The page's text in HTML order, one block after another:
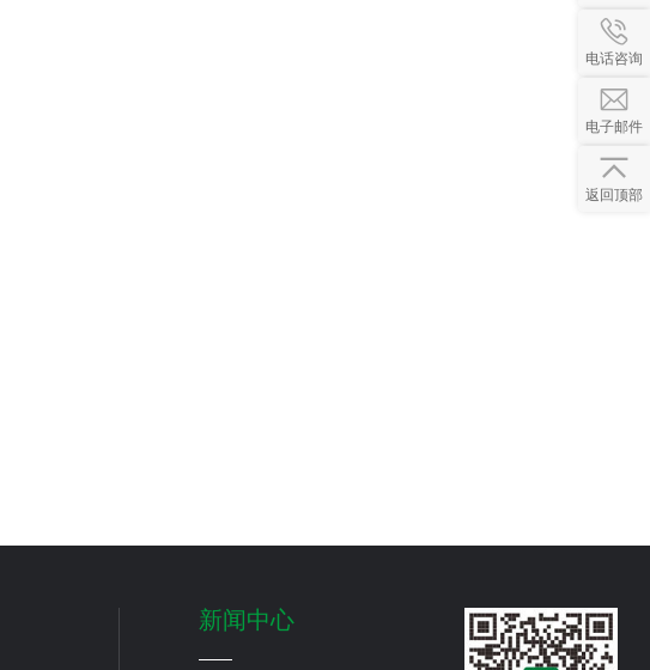
新闻中心
电话咨询
电子邮件
返回顶部